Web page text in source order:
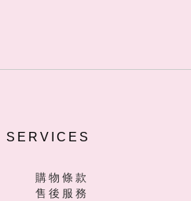
SERVICES
購物條款
售後服務